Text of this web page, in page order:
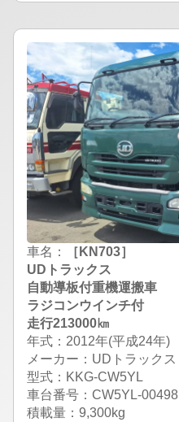
車名：
［KN703］
UDトラックス
自動導板付重機運搬車
ラジコンウインチ付
走行213000㎞
年式：2012年(平成24年)
メーカー：UDトラックス
型式：KKG-CW5YL
車台番号：CW5YL-00498
積載量：9,300kg